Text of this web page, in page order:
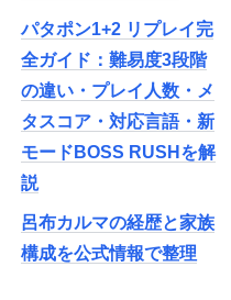
パタポン1+2 リプレイ完
全ガイド：難易度3段階
の違い・プレイ人数・メ
タスコア・対応言語・新
モードBOSS RUSHを解
説
呂布カルマの経歴と家族
構成を公式情報で整理